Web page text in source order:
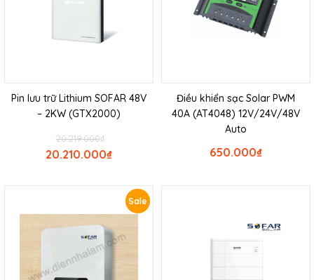
Pin lưu trữ Lithium SOFAR 48V
– 2KW (GTX2000)
₫
20.219.000
₫
20.210.000
Điều khiển sạc Solar PWM
40A (AT4048) 12V/24V/48V
Auto
₫
650.000
Sale